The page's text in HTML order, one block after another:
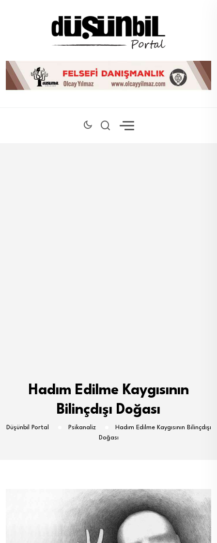
Hadım Edilme Kaygısının
Bilinçdışı Doğası
Düşünbil Portal Psikanaliz
Hadım Edilme Kaygısının Bilinçdışı
Doğası